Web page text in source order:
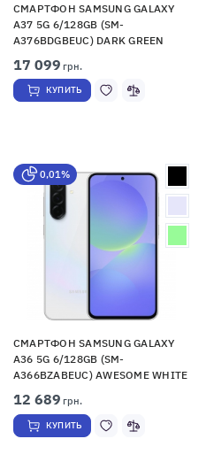
СМАРТФОН SAMSUNG GALAXY
A37 5G 6/128GB (SM-
A376BDGBEUC) DARK GREEN
17 099 грн.
КУПИТЬ
0,01%
СМАРТФОН SAMSUNG GALAXY
A36 5G 6/128GB (SM-
A366BZABEUC) AWESOME WHITE
12 689 грн.
КУПИТЬ